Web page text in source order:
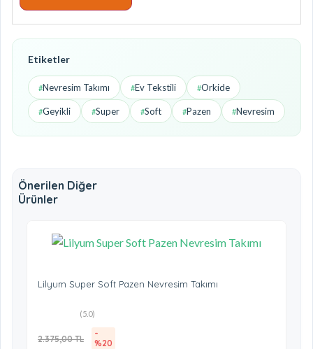
5.0 / 5
5 Yıldız
3 Yıldız
Etiketler
#Nevresim Takımı #Ev Tekstili #Orkide
#Geyikli #Super #Soft #Pazen #Nevresim
Önerilen Diğer
Ürünler
Lilyum Super Soft Pazen Nevresim Takımı
(5.0)
2.375,00 TL
-
%20